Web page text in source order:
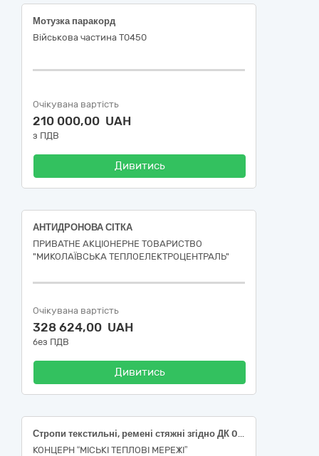
Мотузка паракорд
Військова частина Т0450
Очікувана вартість
210 000,00 UAH
з ПДВ
Дивитись
АНТИДРОНОВА СІТКА
ПРИВАТНЕ АКЦІОНЕРНЕ ТОВАРИСТВО
"МИКОЛАЇВСЬКА ТЕПЛОЕЛЕКТРОЦЕНТРАЛЬ"
Очікувана вартість
328 624,00 UAH
без ПДВ
Дивитись
Стропи текстильні, ремені стяжні згідно ДК 021:2015 код 39540000-9 Вироби різні з канату, мотузки, шпагату та сітки
КОНЦЕРН “МІСЬКІ ТЕПЛОВІ МЕРЕЖІ”